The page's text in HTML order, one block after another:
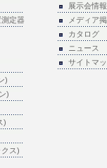
定器
)
)
)
ス)
展示会情報
メディア
カタログ
ニュース
サイトマ